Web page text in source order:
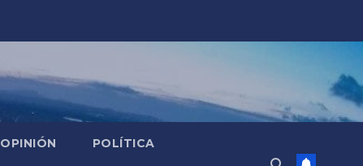
OPINIÓN POLÍTICA